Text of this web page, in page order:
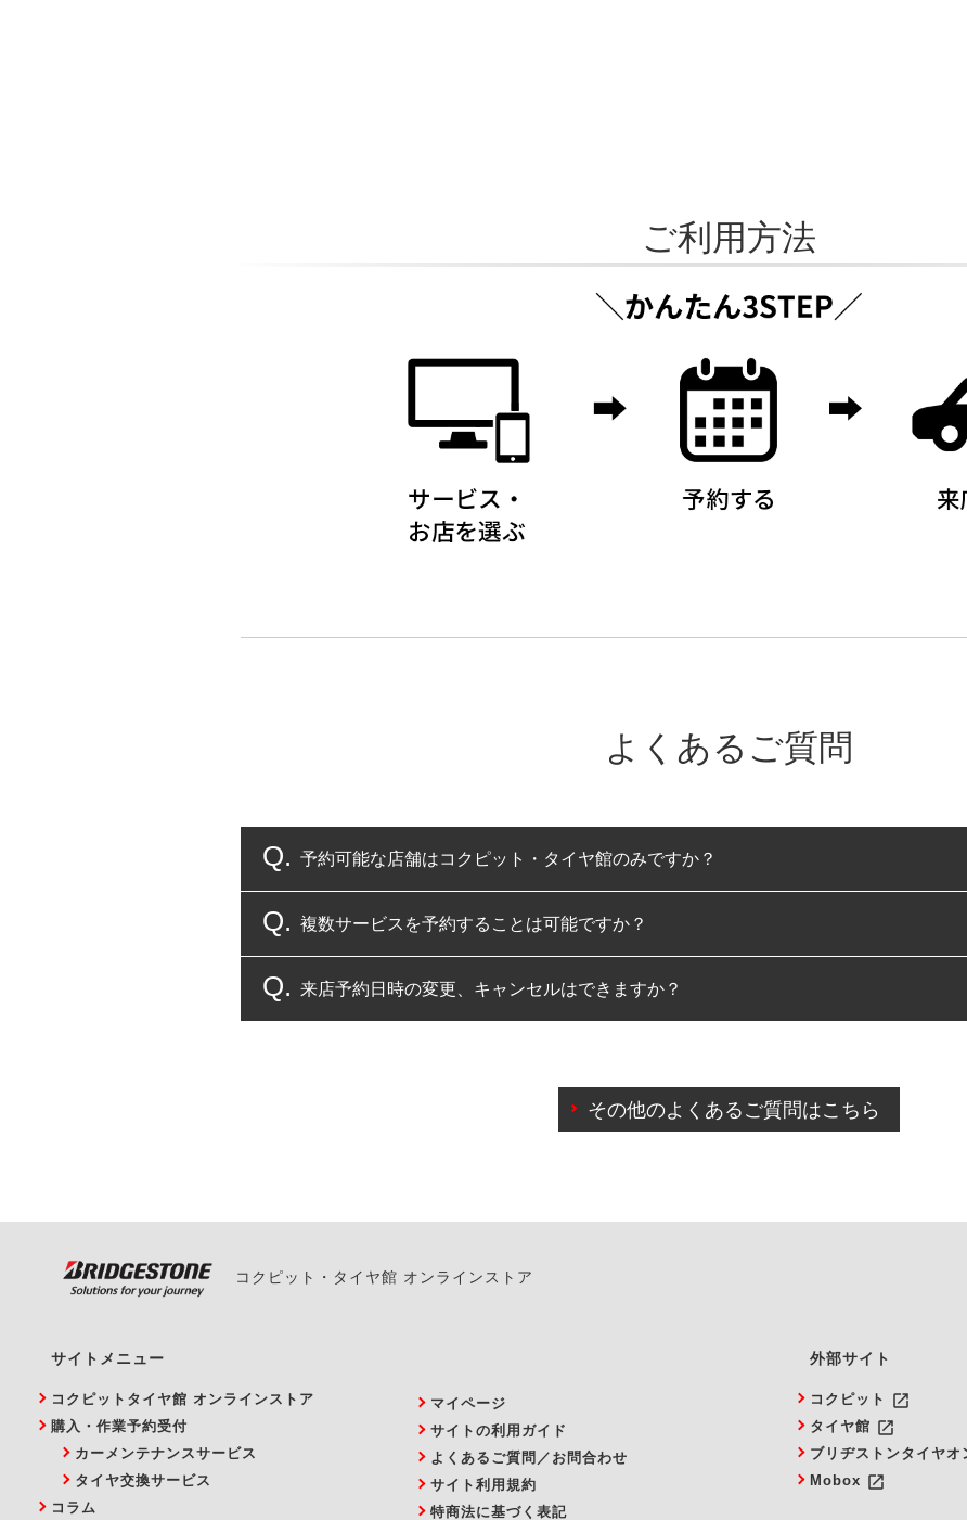
ご利用方法
よくあるご質問
予約可能な店舗はコクピット・タイヤ館のみですか？
コクピット・タイヤ館のみとなります。
複数サービスを予約することは可能ですか？
複数サービスのご予約は可能です。
来店予約日時の変更、キャンセルはできますか？
また、やむを得ない事由によりご予約のキャンセルをご希望の際は、直接ご予約いた
その他のよくあるご質問はこちら
コクピット・タイヤ館 オンラインストア
サイトメニュー
コクピットタイヤ館 オンラインストア
購入・作業予約受付
カーメンテナンスサービス
タイヤ交換サービス
コラム
マイページ
サイトの利用ガイド
よくあるご質問／お問合わせ
サイト利用規約
特商法に基づく表記
外部サイト
コクピット launch
タイヤ館 launch
ブリヂストンタイヤオ
Mobox launch